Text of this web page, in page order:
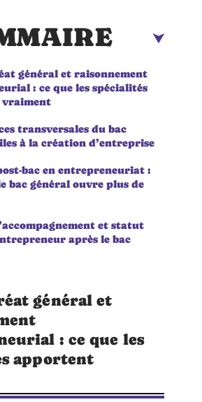
général et raisonnement
: ce que les spécialités
transversales du bac
à la création d’entreprise
bac en entrepreneuriat :
bac général ouvre plus de
et statut
après le bac
général et
: ce que les
apportent